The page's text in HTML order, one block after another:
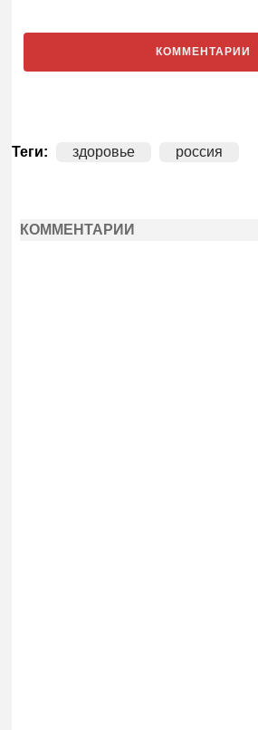
КОММЕНТАРИИ
Теги: здоровье россия
КОММЕНТАРИИ